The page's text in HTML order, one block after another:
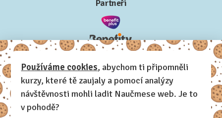
Partneři
Používáme cookies, abychom ti připomněli
kurzy, které tě zaujaly a pomocí analýzy
návštěvnosti mohli ladit Naučmese web. Je to
v pohodě?